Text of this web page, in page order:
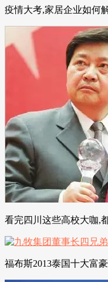
疫情大考,家居企业如何
看完四川这些高校大咖,
福布斯2013泰国十大富